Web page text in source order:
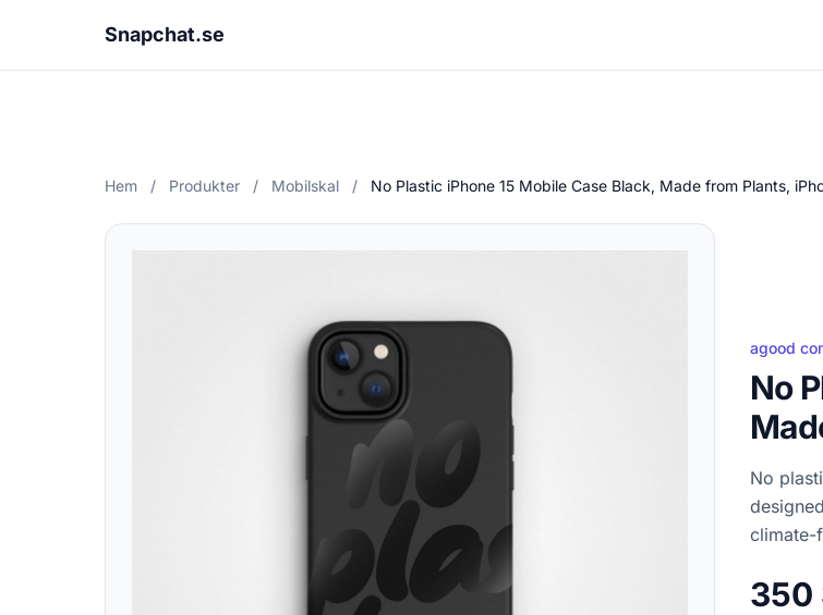
Snapchat.se
Hem / Produkter / Mobilskal / No Plastic iPhone 15 Mobile Case Black, Made from Plants,
agood
No
No
climate-
350